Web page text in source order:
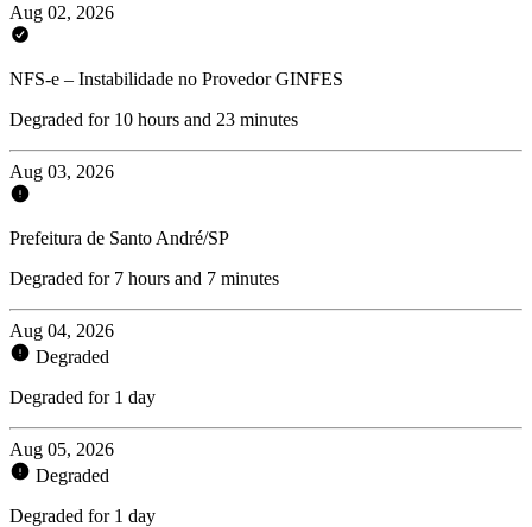
Aug 02, 2026
NFS-e – Instabilidade no Provedor GINFES
Degraded for 10 hours and 23 minutes
Aug 03, 2026
Prefeitura de Santo André/SP
Degraded for 7 hours and 7 minutes
Aug 04, 2026
Degraded
Degraded for 1 day
Aug 05, 2026
Degraded
Degraded for 1 day